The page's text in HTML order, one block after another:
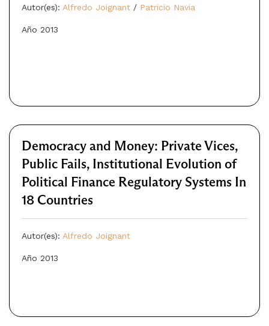
Autor(es): Alfredo Joignant / Patricio Navia
Año 2013
Democracy and Money: Private Vices,
Public Fails, Institutional Evolution of
Political Finance Regulatory Systems In
18 Countries
Autor(es): Alfredo Joignant
Año 2013